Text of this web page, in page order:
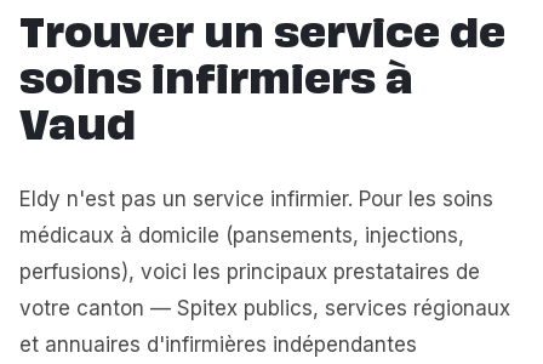
Trouver un service de
soins infirmiers à
Vaud
Eldy n'est pas un service infirmier. Pour les soins
médicaux à domicile (pansements, injections,
perfusions), voici les principaux prestataires de
votre canton — Spitex publics, services régionaux
et annuaires d'infirmières indépendantes